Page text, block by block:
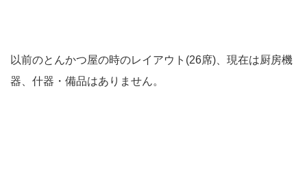
以前のとんかつ屋の時のレイアウト(26席)、現在は厨房機
器、什器・備品はありません。